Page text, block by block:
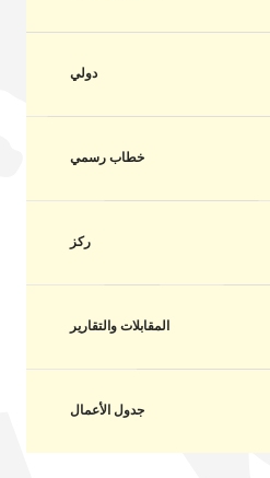
دولي
خطاب رسمي
ركز
المقابلات والتقارير
جدول الأعمال